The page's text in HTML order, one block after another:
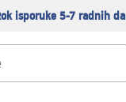
isporuke 5-7 radnih